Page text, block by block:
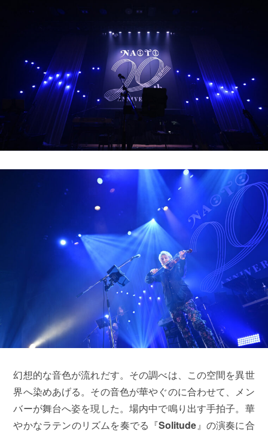
幻想的な音色が流れだす。その調べは、この空間を異世
界へ染めあげる。その音色が華やぐのに合わせて、メン
バーが舞台へ姿を現した。場内中で鳴り出す手拍子。華
やかなラテンのリズムを奏でる『Solitude』の演奏に合